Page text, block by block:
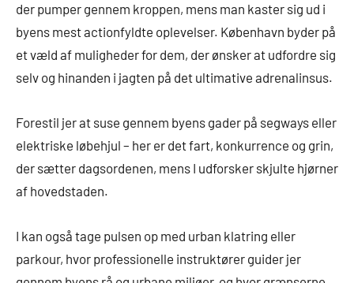
der pumper gennem kroppen, mens man kaster sig ud i
byens mest actionfyldte oplevelser. København byder på
et væld af muligheder for dem, der ønsker at udfordre sig
selv og hinanden i jagten på det ultimative adrenalinsus.
Forestil jer at suse gennem byens gader på segways eller
elektriske løbehjul – her er det fart, konkurrence og grin,
der sætter dagsordenen, mens I udforsker skjulte hjørner
af hovedstaden.
I kan også tage pulsen op med urban klatring eller
parkour, hvor professionelle instruktører guider jer